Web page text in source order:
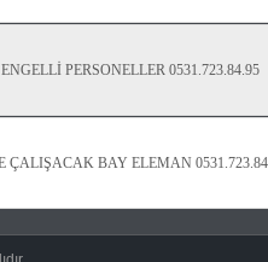
PERSONELLER 0531.723.84.95
ÇALIŞACAK BAY ELEMAN